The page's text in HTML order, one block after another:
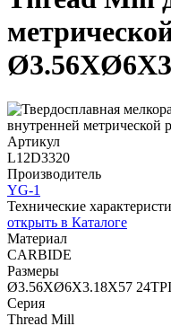
Артикул
L12D3320
Производитель
YG-1
Технические
открыть в Каталоге
Материал
CARBIDE
Размеры
Ø3.56XØ6X3.18X57 24TPI
Серия
Thread Mill